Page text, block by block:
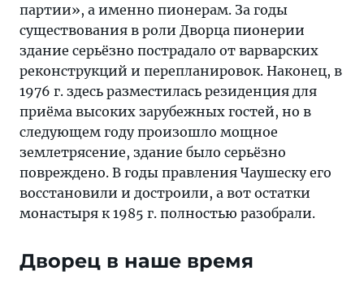
партии», а именно пионерам. За годы
существования в роли Дворца пионерии
здание серьёзно пострадало от варварских
реконструкций и перепланировок. Наконец, в
1976 г. здесь разместилась резиденция для
приёма высоких зарубежных гостей, но в
следующем году произошло мощное
землетрясение, здание было серьёзно
повреждено. В годы правления Чаушеску его
восстановили и достроили, а вот остатки
монастыря к 1985 г. полностью разобрали.
Дворец в наше время